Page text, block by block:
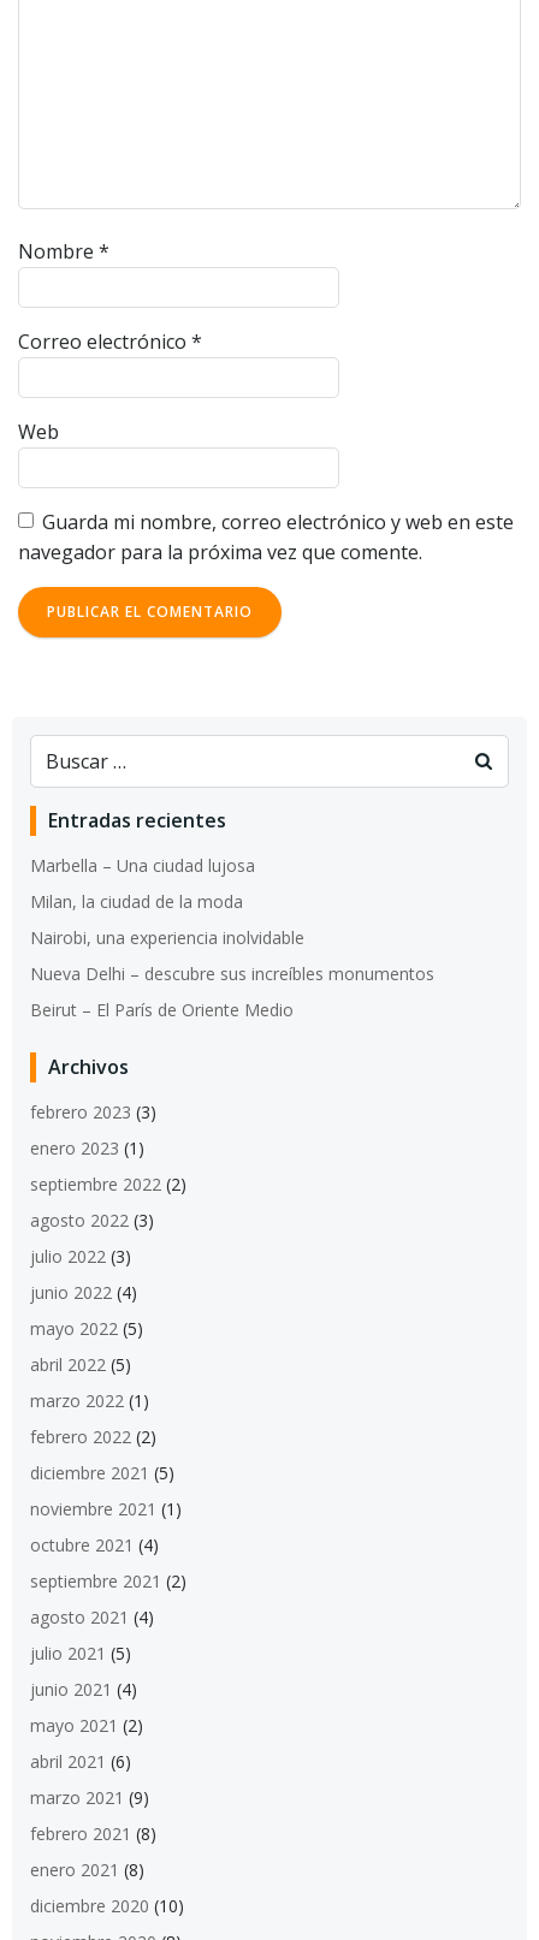
Nombre *
Correo electrónico *
Web
Guarda mi nombre, correo electrónico y web en este
navegador para la próxima vez que comente.
Entradas recientes
Marbella – Una ciudad lujosa
Milan, la ciudad de la moda
Nairobi, una experiencia inolvidable
Nueva Delhi – descubre sus increíbles monumentos
Beirut – El París de Oriente Medio
Archivos
febrero 2023 (3)
enero 2023 (1)
septiembre 2022 (2)
agosto 2022 (3)
julio 2022 (3)
junio 2022 (4)
mayo 2022 (5)
abril 2022 (5)
marzo 2022 (1)
febrero 2022 (2)
diciembre 2021 (5)
noviembre 2021 (1)
octubre 2021 (4)
septiembre 2021 (2)
agosto 2021 (4)
julio 2021 (5)
junio 2021 (4)
mayo 2021 (2)
abril 2021 (6)
marzo 2021 (9)
febrero 2021 (8)
enero 2021 (8)
diciembre 2020 (10)